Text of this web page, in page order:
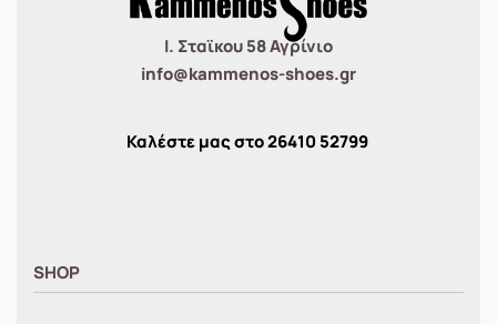
Ι. Σταϊκου 58 Αγρίνιο
info@kammenos-shoes.gr
Καλέστε μας στο26410 52799
SHOP